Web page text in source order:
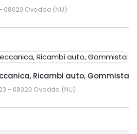
08020 Ovodda (NU)
Ricambi auto, Gommista
- 08020 Ovodda (NU)